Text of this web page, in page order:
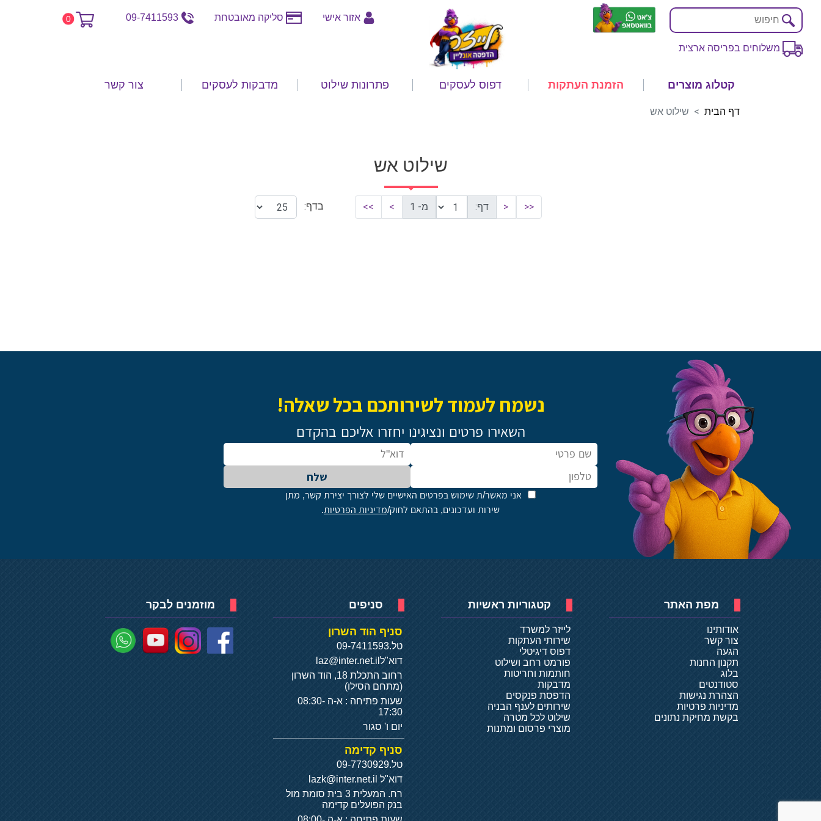
משלוחים בפריסה ארצית
אזור אישי סליקה מאובטחת 09-7411593
0
קטלוג מוצרים הזמנת העתקות דפוס לעסקים פתרונות שילוט מדבקות לעסקים צור קשר
דף הבית שילוט אש
שילוט אש
<<
< דף: מ- 1 >
>> בדף:
נשמח לעמוד לשירותכם בכל שאלה!
השאירו פרטים ונציגינו יחזרו אליכם בהקדם
שלח
אני מאשר/ת שימוש בפרטים האישיים שלי לצורך יצירת קשר, מתן
שירות ועדכונים, בהתאם לחוק/מדיניות הפרטיות.
מפת האתר
אודותינו
צור קשר
הגעה
תקנון החנות
בלוג
סטודנטים
הצהרת נגישות
מדיניות פרטיות
בקשת מחיקת נתונים
קטגוריות ראשיות
לייזר למשרד
שירותי העתקות
דפוס דיגיטלי
פורמט רחב ושילוט
חותמות וחריטות
מדבקות
הדפסת פנקסים
שירותים לענף הבניה
שילוט לכל מטרה
מוצרי פרסום ומתנות
סניפים
סניף הוד השרון
טל.09-7411593
דוא"ל laz@inter.net.il
רחוב התכלת 18, הוד השרון
(מתחם הסילו)
שעות פתיחה : א-ה 08:30-
17:30
יום ו' סגור
סניף קדימה
טל.09-7730929
דוא"ל
רח. המעלית 3 בית סומת מול
בנק הפועלים קדימה
מוזמנים לבקר